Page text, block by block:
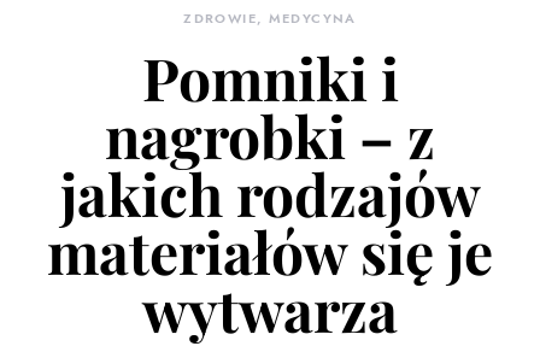
ZDROWIE, MEDYCYNA
Pomniki i
nagrobki – z
jakich rodzajów
materiałów się je
wytwarza